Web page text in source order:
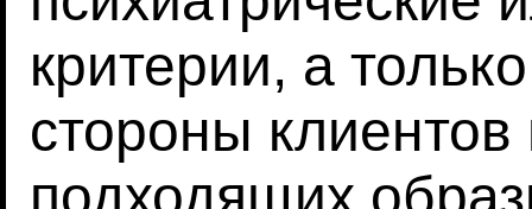
критерии, а
стороны клиентов